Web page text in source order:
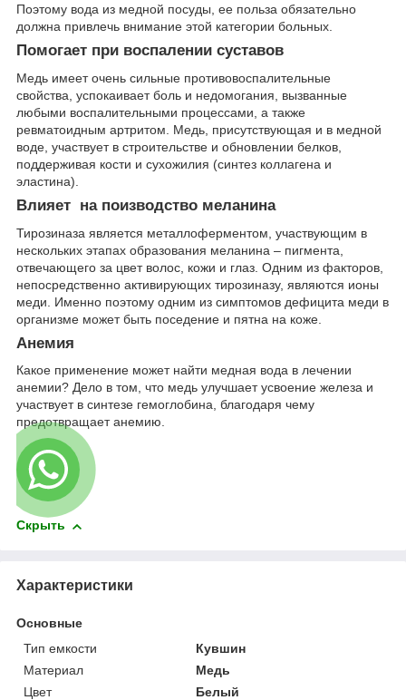
Поэтому вода из медной посуды, ее польза обязательно
должна привлечь внимание этой категории больных.
Помогает при воспалении суставов
Медь имеет очень сильные противовоспалительные
свойства, успокаивает боль и недомогания, вызванные
любыми воспалительными процессами, а также
ревматоидным артритом. Медь, присутствующая и в медной
воде, участвует в строительстве и обновлении белков,
поддерживая кости и сухожилия (синтез коллагена и
эластина).
Влияет на поизводство меланина
Тирозиназа является металлоферментом, участвующим в
нескольких этапах образования меланина – пигмента,
отвечающего за цвет волос, кожи и глаз. Одним из факторов,
непосредственно активирующих тирозиназу, являются ионы
меди. Именно поэтому одним из симптомов дефицита меди в
организме может быть поседение и пятна на коже.
Анемия
Какое применение может найти медная вода в лечении
анемии? Дело в том, что медь улучшает усвоение железа и
участвует в синтезе гемоглобина, благодаря чему
предотвращает анемию.
Скрыть
Характеристики
Основные
Тип емкости
Кувшин
Материал
Медь
Цвет
Белый